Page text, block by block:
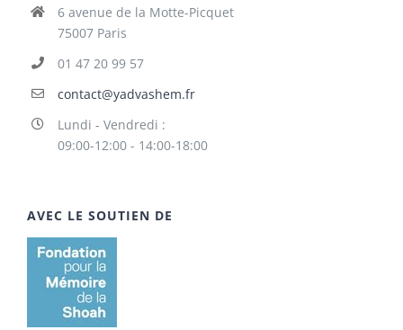
6 avenue de la Motte-Picquet
75007 Paris
01 47 20 99 57
contact@yadvashem.fr
Lundi - Vendredi :
09:00-12:00 - 14:00-18:00
AVEC LE SOUTIEN DE